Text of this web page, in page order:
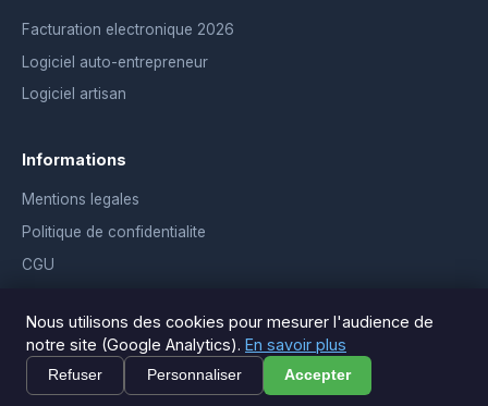
Facturation electronique 2026
Logiciel auto-entrepreneur
Logiciel artisan
Informations
Mentions legales
Politique de confidentialite
CGU
© 2026 Comparer Logiciels — Tous droits réservés.
Nous utilisons des cookies pour mesurer l'audience de
notre site (Google Analytics). En savoir plus
Refuser Personnaliser Accepter